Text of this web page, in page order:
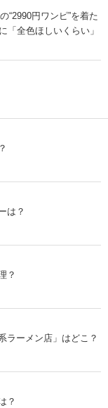
“2990円ワンピ”を着た
全色ほしいくらい」
は？
？
ラーメン店」はどこ？
？